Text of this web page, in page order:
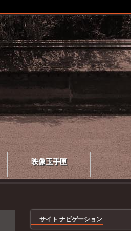
映像玉手匣
サイト ナビゲーション